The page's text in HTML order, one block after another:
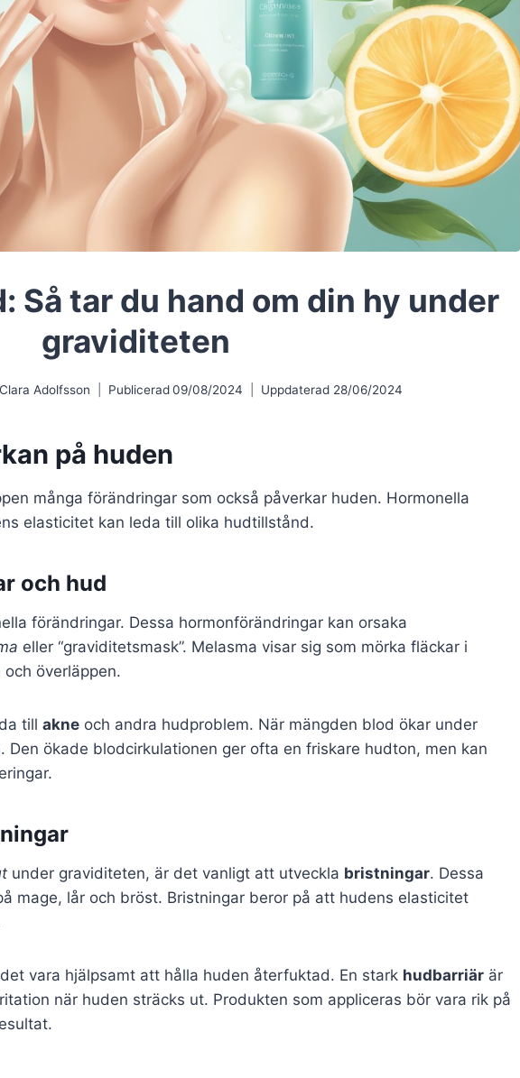
Så tar du hand om din hy under
graviditeten
Clara Adolfsson Publicerad 09/08/2024 Uppdaterad 28/06/2024
på huden
många förändringar som också påverkar huden. Hormonella
elasticitet kan leda till olika hudtillstånd.
och hud
förändringar. Dessa hormonförändringar kan orsaka
eller “graviditetsmask”. Melasma visar sig som mörka fläckar i
överläppen.
till akne och andra hudproblem. När mängden blod ökar under
Den ökade blodcirkulationen ger ofta en friskare hudton, men kan
under graviditeten, är det vanligt att utveckla bristningar. Dessa
mage, lår och bröst. Bristningar beror på att hudens elasticitet
vara hjälpsamt att hålla huden återfuktad. En stark hudbarriär är
när huden sträcks ut. Produkten som appliceras bör vara rik på